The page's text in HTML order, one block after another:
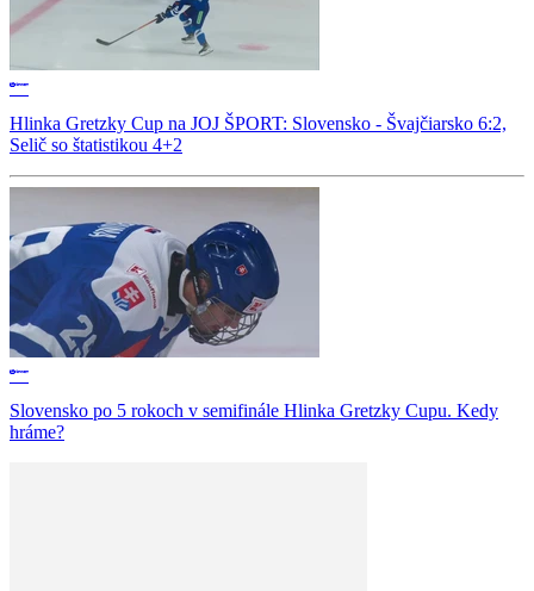
Hlinka Gretzky Cup na JOJ ŠPORT: Slovensko - Švajčiarsko 6:2,
Selič so štatistikou 4+2
Slovensko po 5 rokoch v semifinále Hlinka Gretzky Cupu. Kedy
hráme?